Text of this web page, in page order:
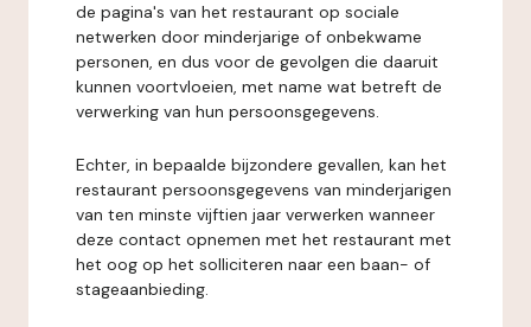
de pagina's van het restaurant op sociale
netwerken door minderjarige of onbekwame
personen, en dus voor de gevolgen die daaruit
kunnen voortvloeien, met name wat betreft de
verwerking van hun persoonsgegevens.
Echter, in bepaalde bijzondere gevallen, kan het
restaurant persoonsgegevens van minderjarigen
van ten minste vijftien jaar verwerken wanneer
deze contact opnemen met het restaurant met
het oog op het solliciteren naar een baan- of
stageaanbieding.